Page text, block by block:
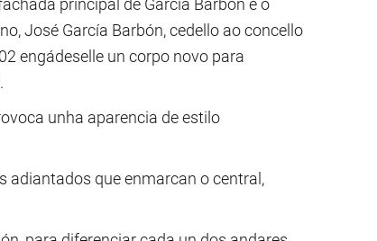
principal de García Barbón e o
José García Barbón, cedello ao concello
engádeselle un corpo novo para
unha aparencia de estilo
adiantados que enmarcan o central,